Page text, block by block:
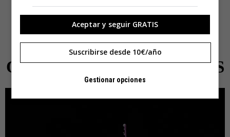
ORGASMOS MASCULINOS
Aceptar y seguir GRATIS
Suscribirse desde 10€/año
Gestionar opciones